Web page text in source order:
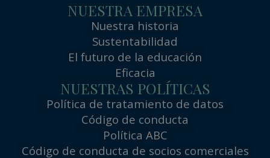
NUESTRA EMPRESA
Nuestra historia
Sustentabilidad
El futuro de la educación
Eficacia
NUESTRAS POLÍTICAS
Política de tratamiento de datos
Código de conducta
Política ABC
Código de conducta de socios comerciales